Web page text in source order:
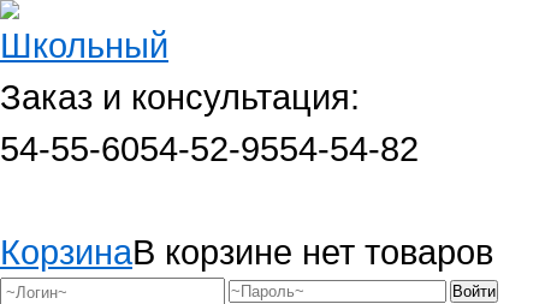
Заказ и консультация:
54-55-6054-52-9554-54-82
КорзинаВ корзине нет товаров